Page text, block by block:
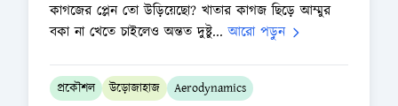
কাগজের প্লেন তো উড়িয়েছো? খাতার কাগজ ছিড়ে আম্মুর
বকা না খেতে চাইলেও অন্তত দুষ্টু...আরো পড়ুন
প্রকৌশল উড়োজাহাজ
Aerodynamics